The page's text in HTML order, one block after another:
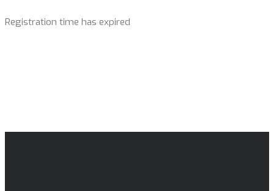
Registration time has expired